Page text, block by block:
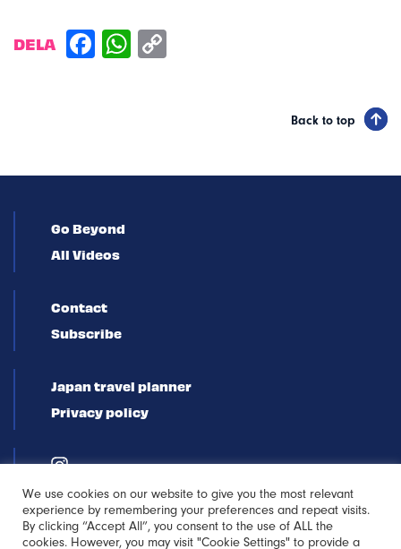
DELA
Back to top
Go Beyond
All Videos
Contact
Subscribe
Japan travel planner
Privacy policy
We use cookies on our website to give you the most relevant
experience by remembering your preferences and repeat visits.
By clicking “Accept All”, you consent to the use of ALL the
cookies. However, you may visit "Cookie Settings" to provide a